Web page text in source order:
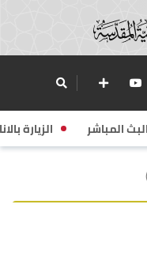
البث المباشر الزيارة